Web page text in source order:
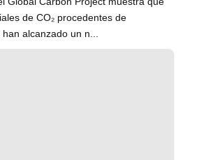
de CO₂ procedentes de
alcanzado un n...